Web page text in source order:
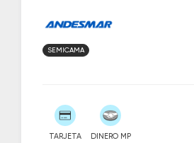
SEMICAMA
TARJETA DINERO MP